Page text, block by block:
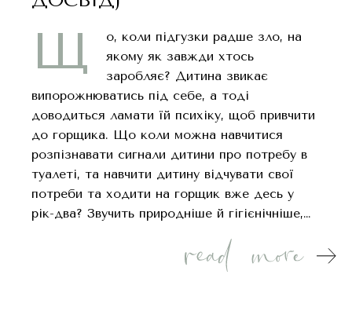
Щ
о, коли підгузки радше зло, на
якому як завжди хтось
заробляє? Дитина звикає
випорожнюватись під себе, а тоді
доводиться ламати їй психіку, щоб привчити
до горщика. Що коли можна навчитися
розпізнавати сигнали дитини про потребу в
туалеті, та навчити дитину відчувати свої
потреби та ходити на горщик вже десь у
рік-два? Звучить природніше й гігієнічніше,…